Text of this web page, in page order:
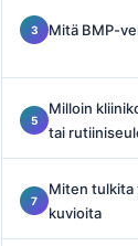
Mitä BMP-
Milloin
tai
Miten tulkita
kuvioita